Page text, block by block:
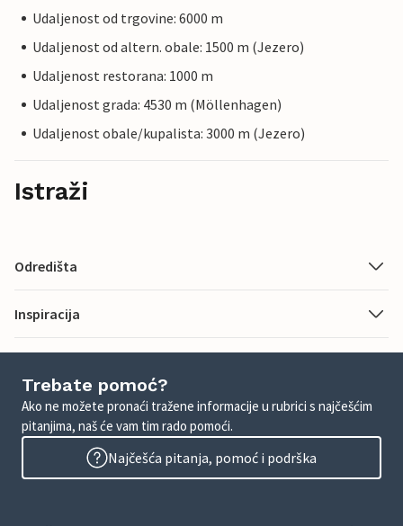
Udaljenost od trgovine: 6000 m
Udaljenost od altern. obale: 1500 m (Jezero)
Udaljenost restorana: 1000 m
Udaljenost grada: 4530 m (Möllenhagen)
Udaljenost obale/kupalista: 3000 m (Jezero)
Istraži
Odredišta
Inspiracija
Trebate pomoć?
Ako ne možete pronaći tražene informacije u rubrici s najčešćim
pitanjima, naš će vam tim rado pomoći.
Najčešća pitanja, pomoć i podrška